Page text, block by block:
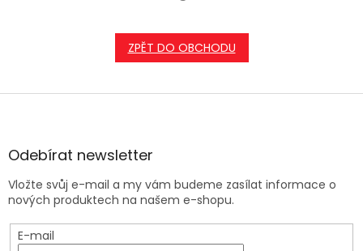
ZPĚT DO OBCHODU
Z
aOdebírat newsletter
Vložte svůj e-mail a my vám budeme zasílat informace o
nových produktech na našem e-shopu.
E-mail